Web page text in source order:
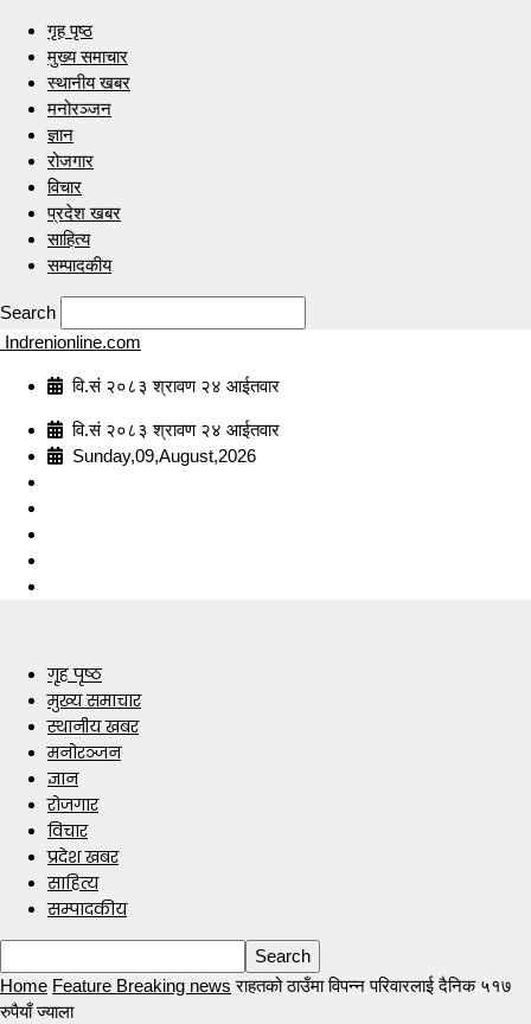
गृह पृष्ठ
मुख्य समाचार
स्थानीय खबर
मनोरञ्जन
ज्ञान
रोजगार
विचार
प्रदेश खबर
साहित्य
सम्पादकीय
Search
Indrenionline.com
वि.सं २०८३ श्रावण २४ आईतवार
वि.सं २०८३ श्रावण २४ आईतवार
Sunday,09,August,2026
गृह पृष्ठ
मुख्य समाचार
स्थानीय खबर
मनोरञ्जन
ज्ञान
रोजगार
विचार
प्रदेश खबर
साहित्य
सम्पादकीय
Home Feature Breaking news राहतको ठाउँमा विपन्न परिवारलाई दैनिक ५१७
रुपैयाँ ज्याला